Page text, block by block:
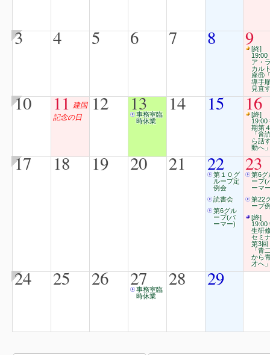
3 4 5 6 7 8 9[終]
19:00
ア・
カル
座⑪
導手
見直
10 11 建国
記念の日
12 13
事務室臨
時休業
14 15 16
[終]
19:00
期第
「音
ら話
動へ
17 18 19 20 21 22
第１０グ
ループ定
例会
読書会
第6グル
ープ(パ
ーマー)
23
第6グ
ープ(
ーマ
第22
ープ
[終]
19:00
生研
セミ
第3回
「青
から
才へ
24 25 26 27
事務室臨
時休業
28 29